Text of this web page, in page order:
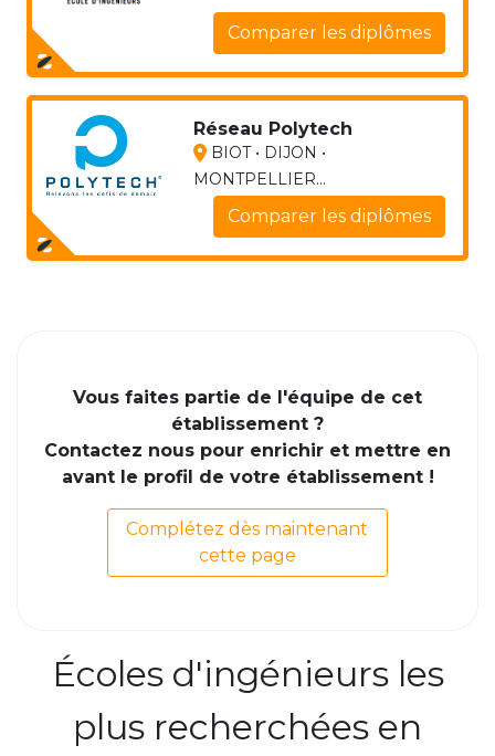
Comparer les diplômes
Réseau Polytech
BIOT • DIJON •
MONTPELLIER...
Comparer les diplômes
Vous faites partie de l'équipe de cet
établissement ?
Contactez nous pour enrichir et mettre en
avant le profil de votre établissement !
Complétez dès maintenant
cette page
Écoles d'ingénieurs les
plus recherchées en